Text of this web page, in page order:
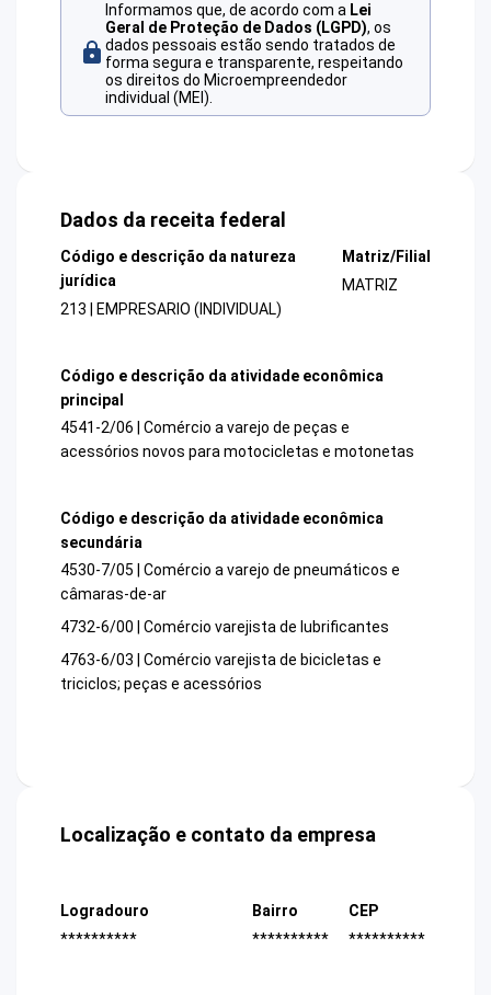
Informamos que, de acordo com a Lei
Geral de Proteção de Dados (LGPD), os
dados pessoais estão sendo tratados de
forma segura e transparente, respeitando
os direitos do Microempreendedor
individual (MEI).
Dados da receita federal
Código e descrição da natureza
jurídica
213 | EMPRESARIO (INDIVIDUAL)
Matriz/Filial
MATRIZ
Código e descrição da atividade econômica
principal
4541-2/06 | Comércio a varejo de peças e
acessórios novos para motocicletas e motonetas
Código e descrição da atividade econômica
secundária
4530-7/05 | Comércio a varejo de pneumáticos e
câmaras-de-ar
4732-6/00 | Comércio varejista de lubrificantes
4763-6/03 | Comércio varejista de bicicletas e
triciclos; peças e acessórios
Localização e contato da empresa
Logradouro
**********
Bairro
**********
CEP
**********